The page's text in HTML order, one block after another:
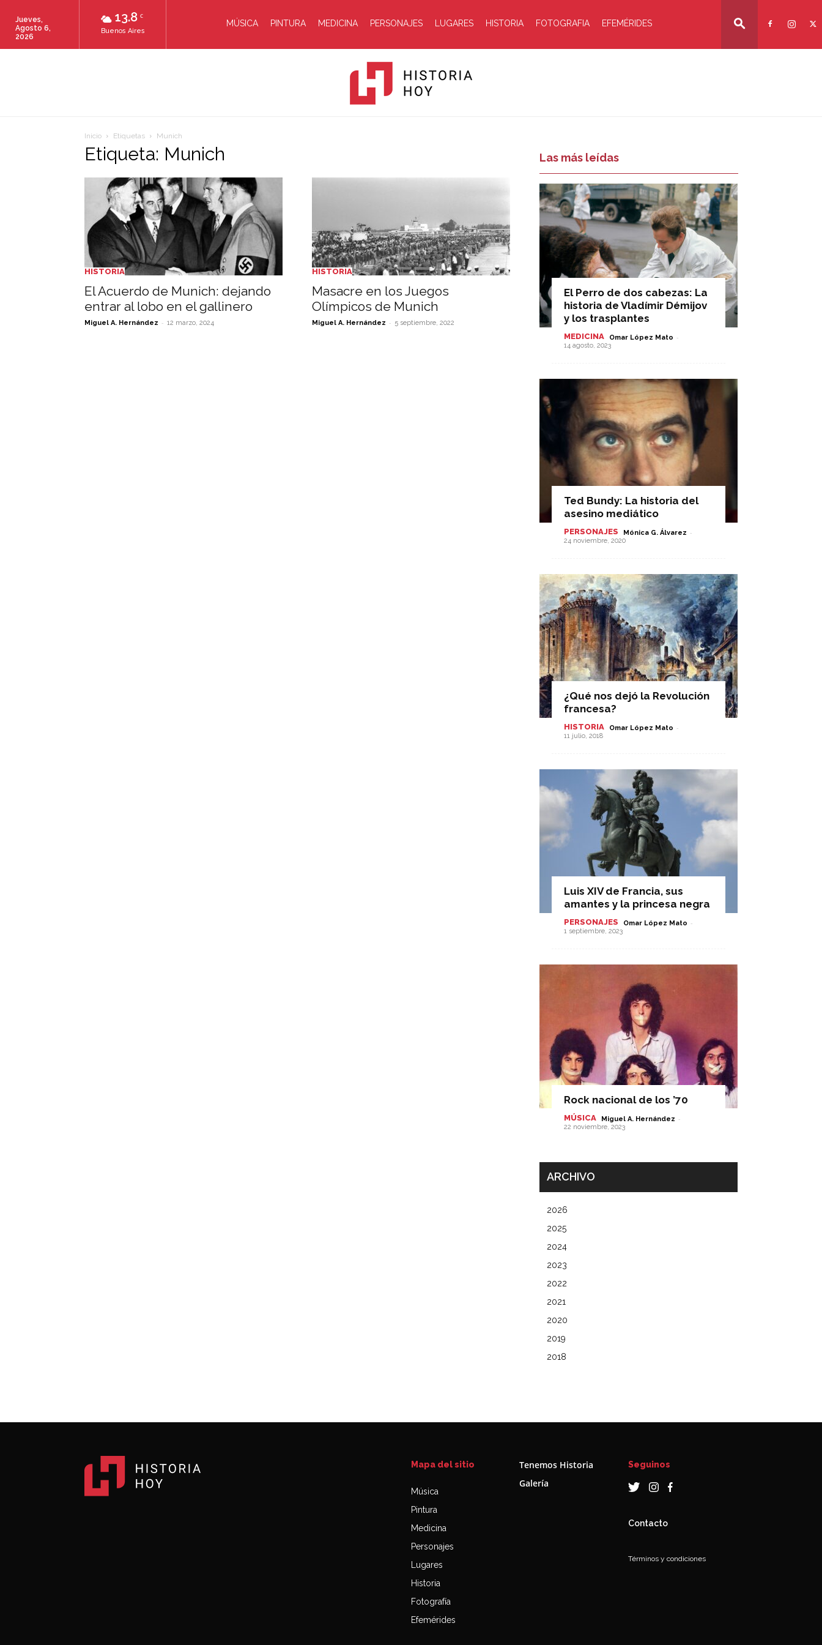
13.8 C
Buenos Aires
Jueves,
Agosto 6,
2026
MÚSICA PINTURA MEDICINA PERSONAJES LUGARES HISTORIA FOTOGRAFIA EFEMÉRIDES
Hoy
Inicio Etiquetas Munich
Etiqueta: Munich
HISTORIA
El Acuerdo de Munich: dejando
entrar al lobo en el gallinero
Miguel A. Hernández - 12 marzo, 2024
HISTORIA
Masacre en los Juegos
Olímpicos de Munich
Miguel A. Hernández - 5 septiembre, 2022
Las más leídas
El Perro de dos cabezas: La
historia de Vladímir Démijov
y los trasplantes
MEDICINA Omar López Mato -
14 agosto, 2023
Ted Bundy: La historia del
asesino mediático
PERSONAJES Mónica G. Álvarez -
24 noviembre, 2020
¿Qué nos dejó la Revolución
francesa?
HISTORIA Omar López Mato -
11 julio, 2018
Luis XIV de Francia, sus
amantes y la princesa negra
PERSONAJES Omar López Mato -
1 septiembre, 2023
Rock nacional de los ’70
MÚSICA Miguel A. Hernández -
22 noviembre, 2023
ARCHIVO
2026
2025
2024
2023
2022
2021
2020
2019
2018
Mapa del sitio
Música
Pintura
Medicina
Personajes
Lugares
Historia
Fotografía
Efemérides
Tenemos Historia
Galería
Seguinos
Contacto
Términos y condiciones